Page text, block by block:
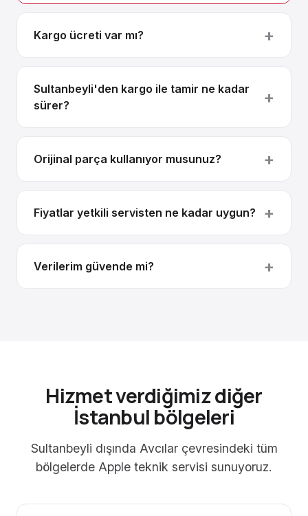
Kargo ücreti var mı?
Sultanbeyli'den kargo ile tamir ne kadar
sürer?
Orijinal parça kullanıyor musunuz?
Fiyatlar yetkili servisten ne kadar uygun?
Verilerim güvende mi?
Hizmet verdiğimiz diğer
İstanbul bölgeleri
Sultanbeyli dışında Avcılar çevresindeki tüm
bölgelerde Apple teknik servisi sunuyoruz.